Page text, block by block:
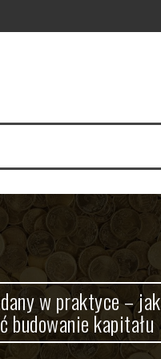
w praktyce – jak
budowanie kapitału